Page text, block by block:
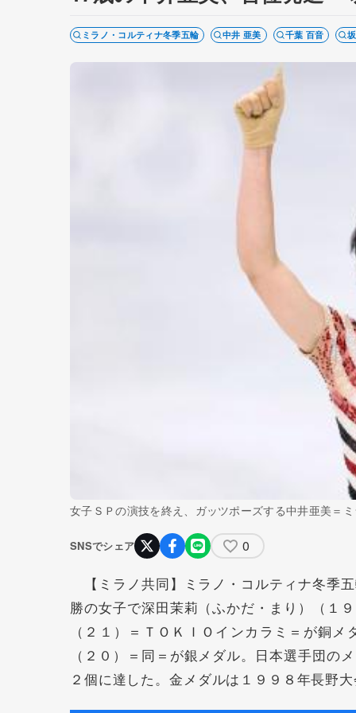
ミラノ・コルティナ冬季五輪 中井 亜美 千葉 百音
女子ＳＰの演技を終え、ガッツポーズする中井亜美＝
SNSでシェア 0
【ミラノ共同】ミラノ・コルティナ冬季
勝の女子で深田茉莉（ふかだ・まり）（１
（２１）＝ＴＯＫＩＯインカラミ＝が銅
（２０）＝同＝が銀メダル。日本選手団の
２個に達した。金メダルは１９９８年長野